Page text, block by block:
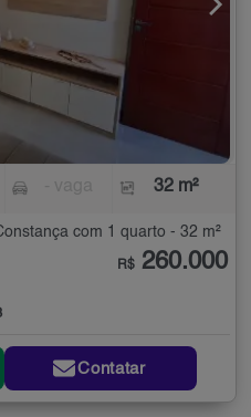
32 m²
com 1 quarto - 32 m²
R$ 260.000
Contatar